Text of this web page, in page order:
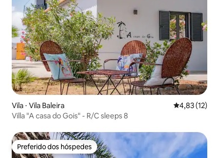
Vila ⋅ Vila Baleira 4,83 de uma
4,83 (12)
Villa "A casa do Gois" - R/C sleeps 8
Preferido dos hóspedes
Preferido dos hóspedes